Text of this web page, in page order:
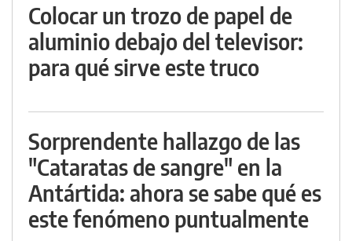
Colocar un trozo de papel de
aluminio debajo del televisor:
para qué sirve este truco
Sorprendente hallazgo de las
"Cataratas de sangre" en la
Antártida: ahora se sabe qué es
este fenómeno puntualmente